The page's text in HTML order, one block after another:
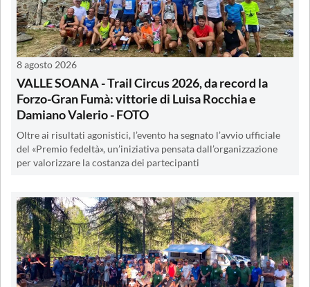
8 agosto 2026
VALLE SOANA - Trail Circus 2026, da record la
Forzo-Gran Fumà: vittorie di Luisa Rocchia e
Damiano Valerio - FOTO
Oltre ai risultati agonistici, l’evento ha segnato l’avvio ufficiale
del «Premio fedeltà», un’iniziativa pensata dall’organizzazione
per valorizzare la costanza dei partecipanti